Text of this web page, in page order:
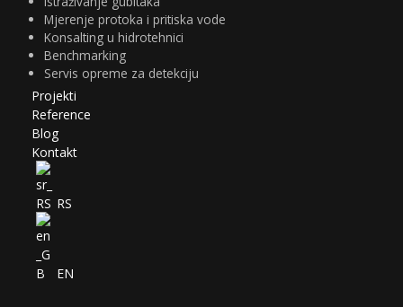
Mjerenje protoka i pritiska vode
Konsalting u hidrotehnici
Benchmarking
Servis opreme za detekciju
Projekti
Reference
Blog
Kontakt
RS
EN